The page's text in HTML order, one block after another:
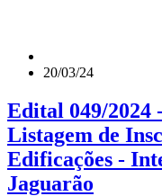
20/03/24
Edital 049/2024
Listagem de
Edificações -
Jaguarão